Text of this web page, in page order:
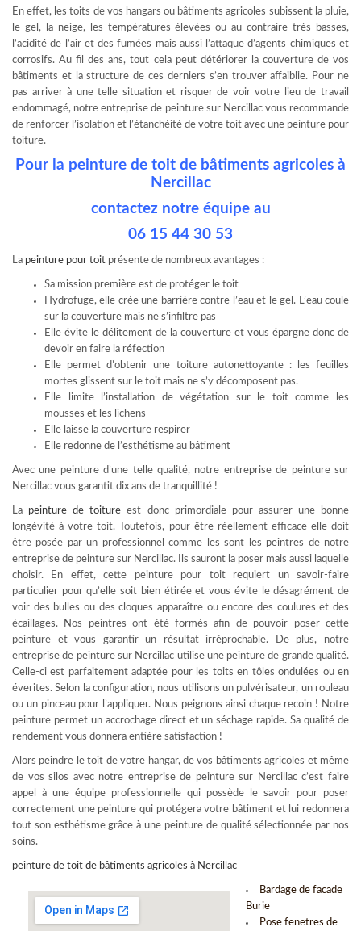
En effet, les toits de vos hangars ou bâtiments agricoles subissent la pluie,
le gel, la neige, les températures élevées ou au contraire très basses,
l’acidité de l’air et des fumées mais aussi l’attaque d’agents chimiques et
corrosifs. Au fil des ans, tout cela peut détériorer la couverture de vos
bâtiments et la structure de ces derniers s’en trouver affaiblie. Pour ne
pas arriver à une telle situation et risquer de voir votre lieu de travail
endommagé, notre entreprise de peinture sur Nercillac vous recommande
de renforcer l’isolation et l’étanchéité de votre toit avec une peinture pour
toiture.
Pour la peinture de toit de bâtiments agricoles à
Nercillac
contactez notre équipe au
06 15 44 30 53
La peinture pour toit présente de nombreux avantages :
Sa mission première est de protéger le toit
Hydrofuge, elle crée une barrière contre l’eau et le gel. L’eau coule
sur la couverture mais ne s’infiltre pas
Elle évite le délitement de la couverture et vous épargne donc de
devoir en faire la réfection
Elle permet d’obtenir une toiture autonettoyante : les feuilles
mortes glissent sur le toit mais ne s’y décomposent pas.
Elle limite l’installation de végétation sur le toit comme les
mousses et les lichens
Elle laisse la couverture respirer
Elle redonne de l’esthétisme au bâtiment
Avec une peinture d’une telle qualité, notre entreprise de peinture sur
Nercillac vous garantit dix ans de tranquillité !
La peinture de toiture est donc primordiale pour assurer une bonne
longévité à votre toit. Toutefois, pour être réellement efficace elle doit
être posée par un professionnel comme les sont les peintres de notre
entreprise de peinture sur Nercillac. Ils sauront la poser mais aussi laquelle
choisir. En effet, cette peinture pour toit requiert un savoir-faire
particulier pour qu’elle soit bien étirée et vous évite le désagrément de
voir des bulles ou des cloques apparaître ou encore des coulures et des
écaillages. Nos peintres ont été formés afin de pouvoir poser cette
peinture et vous garantir un résultat irréprochable. De plus, notre
entreprise de peinture sur Nercillac utilise une peinture de grande qualité.
Celle-ci est parfaitement adaptée pour les toits en tôles ondulées ou en
éverites. Selon la configuration, nous utilisons un pulvérisateur, un rouleau
ou un pinceau pour l’appliquer. Nous peignons ainsi chaque recoin ! Notre
peinture permet un accrochage direct et un séchage rapide. Sa qualité de
rendement vous donnera entière satisfaction !
Alors peindre le toit de votre hangar, de vos bâtiments agricoles et même
de vos silos avec notre entreprise de peinture sur Nercillac c’est faire
appel à une équipe professionnelle qui possède le savoir pour poser
correctement une peinture qui protégera votre bâtiment et lui redonnera
tout son esthétisme grâce à une peinture de qualité sélectionnée par nos
soins.
peinture de toit de bâtiments agricoles à Nercillac
Bardage de facade
Burie
Pose fenetres de